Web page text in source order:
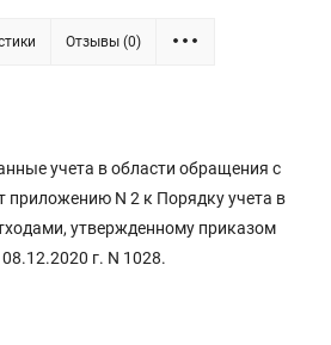
Отзывы (0)
учета в области обращения с
приложению N 2 к Порядку учета в
утвержденному приказом
г. N 1028.